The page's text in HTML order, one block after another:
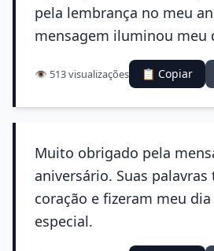
pela lembrança no meu
mensagem iluminou meu
👁️ 513 visualizações 📋 Copiar
Muito obrigado pela
aniversário. Suas
coração e fizeram meu
especial.